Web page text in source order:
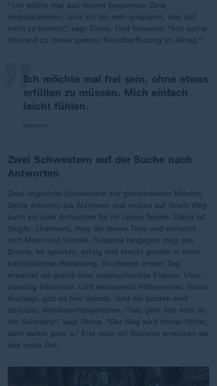
"Ich wollte mal aus meiner bequemen Zone
herauskommen. Und ich bin sehr gespannt, was auf
mich zu kommt", sagt Diana. Und Susanna: "Ich suche
Abstand zu dieser ganzen Reizüberflutung im Alltag."
Ich möchte mal frei sein, ohne etwas
erfüllen zu müssen. Mich einfach
leicht fühlen.
„
Zwei Schwestern auf der Suche nach
Antworten
Zwei ungleiche Schwestern auf gemeinsamer Mission.
Beide arbeiten als Ärztinnen und wollen auf ihrem Weg
auch ein paar Antworten für ihr Leben finden. Diana ist
Single, charmant, mag die leisen Töne und wünscht
sich Mann und Familie. Susanna hingegen mag das
Drama, ist spontan, witzig und steckt gerade in einer
komplizierten Beziehung. An diesem ersten Tag
erwartet sie gleich eine anspruchsvolle Etappe. Über
zwanzig Kilometer. Und eintausend Höhenmeter. Steile
Anstiege gibt es hier überall. Und die beiden sind
absolute Wanderanfängerinnen. "Das geht hier echt an
die Substanz", sagt Diana. "Der Weg wird immer härter,
aber weiter geht`s." Erst nach elf Stunden erreichen sie
das erste Ziel.